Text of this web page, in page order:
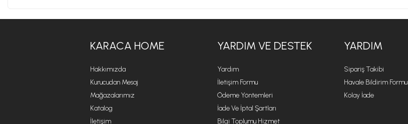
KARACA HOME
Hakkımızda
Kurucudan Mesaj
Mağazalarımız
Katalog
İletişim
YARDIM VE DESTEK
Yardım
İletişim Formu
Ödeme Yöntemleri
İade Ve İptal Şartları
Bilgi Toplumu Hizmet
YARDIM
Sipariş Takibi
Havale Bildirim Formu
Kolay İade